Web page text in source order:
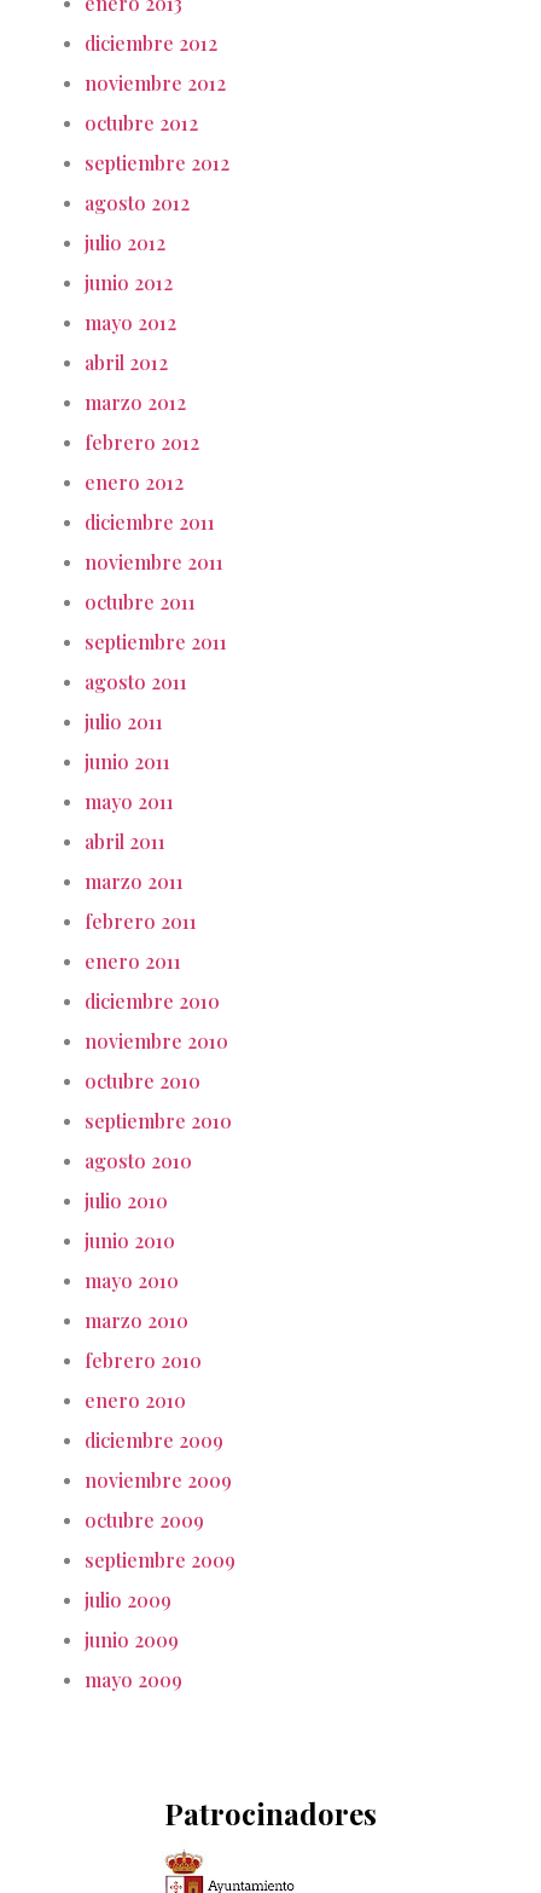
diciembre 2012
noviembre 2012
octubre 2012
septiembre 2012
agosto 2012
julio 2012
junio 2012
mayo 2012
abril 2012
marzo 2012
febrero 2012
enero 2012
diciembre 2011
noviembre 2011
octubre 2011
septiembre 2011
agosto 2011
julio 2011
junio 2011
mayo 2011
abril 2011
marzo 2011
febrero 2011
enero 2011
diciembre 2010
noviembre 2010
octubre 2010
septiembre 2010
agosto 2010
julio 2010
junio 2010
mayo 2010
marzo 2010
febrero 2010
enero 2010
diciembre 2009
noviembre 2009
octubre 2009
septiembre 2009
julio 2009
junio 2009
mayo 2009
Patrocinadores